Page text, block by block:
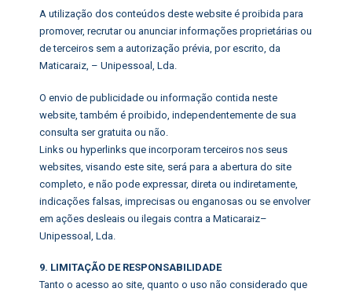
A utilização dos conteúdos deste website é proibida para
promover, recrutar ou anunciar informações proprietárias ou
de terceiros sem a autorização prévia, por escrito, da
Maticaraiz, – Unipessoal, Lda.
O envio de publicidade ou informação contida neste
website, também é proibido, independentemente de sua
consulta ser gratuita ou não.
Links ou hyperlinks que incorporam terceiros nos seus
websites, visando este site, será para a abertura do site
completo, e não pode expressar, direta ou indiretamente,
indicações falsas, imprecisas ou enganosas ou se envolver
em ações desleais ou ilegais contra a Maticaraiz–
Unipessoal, Lda.
9. LIMITAÇÃO DE RESPONSABILIDADE
Tanto o acesso ao site, quanto o uso não considerado que